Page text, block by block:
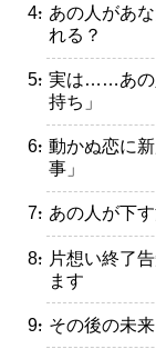
・あの人があ
れる？
・実は……あの
持ち」
・動かぬ恋に
事」
・あの人が下
・片想い終了
ます
・その後の未